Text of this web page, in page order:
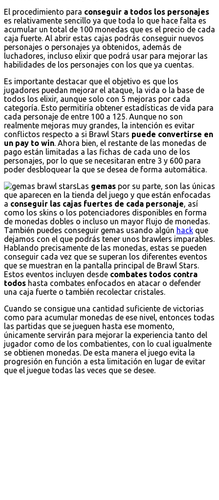
El procedimiento para conseguir a todos los personajes
es relativamente sencillo ya que toda lo que hace falta es
acumular un total de 100 monedas que es el precio de cada
caja fuerte. Al abrir estas cajas podrás conseguir nuevos
personajes o personajes ya obtenidos, además de
luchadores, incluso elixir que podrá usar para mejorar las
habilidades de los personajes con los que ya cuentas.
Es importante destacar que el objetivo es que los
jugadores puedan mejorar el ataque, la vida o la base de
todos los elixir, aunque solo con 5 mejoras por cada
categoría. Esto permitiría obtener estadísticas de vida para
cada personaje de entre 100 a 125. Aunque no son
realmente mejoras muy grandes, la intención es evitar
conflictos respecto a si Brawl Stars puede convertirse en
un pay to win . Ahora bien, el restante de las monedas de
pago están limitadas a las fichas de cada uno de los
personajes, por lo que se necesitaran entre 3 y 600 para
poder desbloquear la que se desea de forma automática.
Las gemas por su parte, son las únicas
que aparecen en la tienda del juego y que están enfocadas
a conseguir las cajas fuertes de cada personaje , así
como los skins o los potenciadores disponibles en forma
de monedas dobles o incluso un mayor flujo de monedas.
También puedes conseguir gemas usando algún hack que
dejamos con el que podrás tener unos brawlers imparables.
Hablando precisamente de las monedas, estas se pueden
conseguir cada vez que se superan los diferentes eventos
que se muestran en la pantalla principal de Brawl Stars.
Estos eventos incluyen desde combates todos contra
todos hasta combates enfocados en atacar o defender
una caja fuerte o también recolectar cristales.
Cuando se consigue una cantidad suficiente de victorias
como para acumular monedas de ese nivel, entonces todas
las partidas que se jueguen hasta ese momento,
únicamente servirán para mejorar la experiencia tanto del
jugador como de los combatientes, con lo cual igualmente
se obtienen monedas. De esta manera el juego evita la
progresión en función a esta limitación en lugar de evitar
que el juegue todas las veces que se desee.